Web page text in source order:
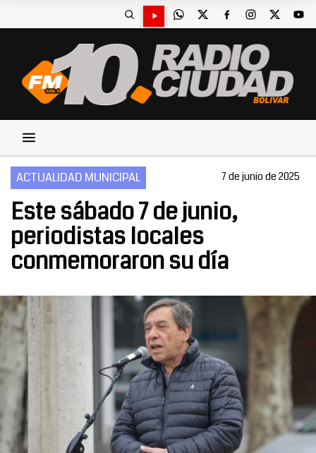
ACTUALIDAD MUNICIPAL 7 de junio de 2025
Este sábado 7 de junio,
periodistas locales
conmemoraron su día